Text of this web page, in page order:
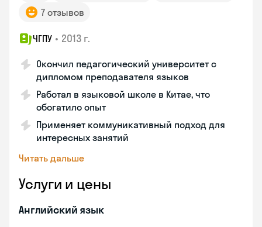
7 отзывов
ЧГПУ • 2013 г.
Окончил педагогический университет с
дипломом преподавателя языков
Работал в языковой школе в Китае, что
обогатило опыт
Применяет коммуникативный подход для
интересных занятий
Читать дальше
Услуги и цены
Английский язык